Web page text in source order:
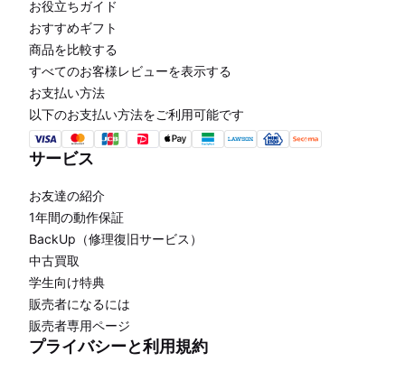
お役立ちガイド
おすすめギフト
商品を比較する
すべてのお客様レビューを表示する
お支払い方法
以下のお支払い方法をご利用可能です
サービス
お友達の紹介
1年間の動作保証
BackUp（修理復旧サービス）
中古買取
学生向け特典
販売者になるには
販売者専用ページ
プライバシーと利用規約